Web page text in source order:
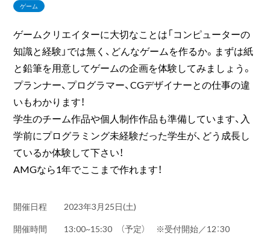
ゲーム
ゲームクリエイターに大切なことは「コンピューターの
知識と経験」では無く、どんなゲームを作るか。まずは紙
と鉛筆を用意してゲームの企画を体験してみましょう。
プランナー、プログラマー、CGデザイナーとの仕事の違
いもわかります！
学生のチーム作品や個人制作作品も準備しています、入
学前にプログラミング未経験だった学生が、どう成長し
ているか体験して下さい！
AMGなら1年でここまで作れます！
開催日程
2023年3月25日(土)
開催時間
13:00~15:30 （予定） ※受付開始／12：30